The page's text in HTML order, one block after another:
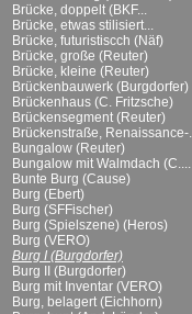
Brücke, doppelt (BKF...
Brücke, etwas stilisiert...
Brücke, futuristiscch (Näf)
Brücke, große (Reuter)
Brücke, kleine (Reuter)
Brückenbauwerk (Burgdorfer)
Brückenhaus (C. Fritzsche)
Brückensegment (Reuter)
Brückenstraße, Renaissance-
Bungalow (Reuter)
Bungalow mit Walmdach (C....
Bunte Burg (Cause)
Burg (Ebert)
Burg (SFFischer)
Burg (Spielszene) (Heros)
Burg (VERO)
Burg I (Burgdorfer)
Burg II (Burgdorfer)
Burg mit Inventar (VERO)
Burg, belagert (Eichhorn)